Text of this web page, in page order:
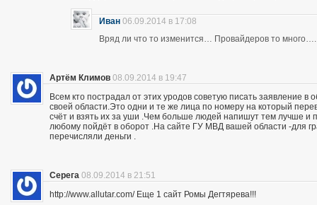
Иван 06.09.2014 в 17:08
Вряд ли что то изменится… Провайдеров то много….
Артём Климов 08.09.2014 в 19:47
Всем кто пострадал от этих уродов советую писать заявление
своей области.Это одни и те же лица по номеру на который
счёт и взять их за уши .Чем больше людей напишут тем лучше и
любому пойдёт в оборот .На сайте ГУ МВД вашей области -для
перечисляли деньги .
Серега 08.09.2014 в 21:51
http://www.allutar.com/ Еще 1 сайт Ромы Дегтярева!!!